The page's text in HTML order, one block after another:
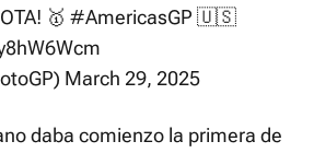
🥇 #AmericasGP 🇺🇸
March 29, 2025
daba comienzo la primera de